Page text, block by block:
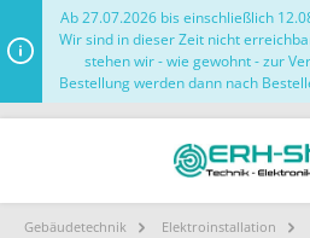
Ab 27.07.2026 bis einschließlich
Wir sind in dieser Zeit nicht
stehen wir - wie gewohnt - zur
Bestellung werden dann nach
Gebäudetechnik Elektroinstallation